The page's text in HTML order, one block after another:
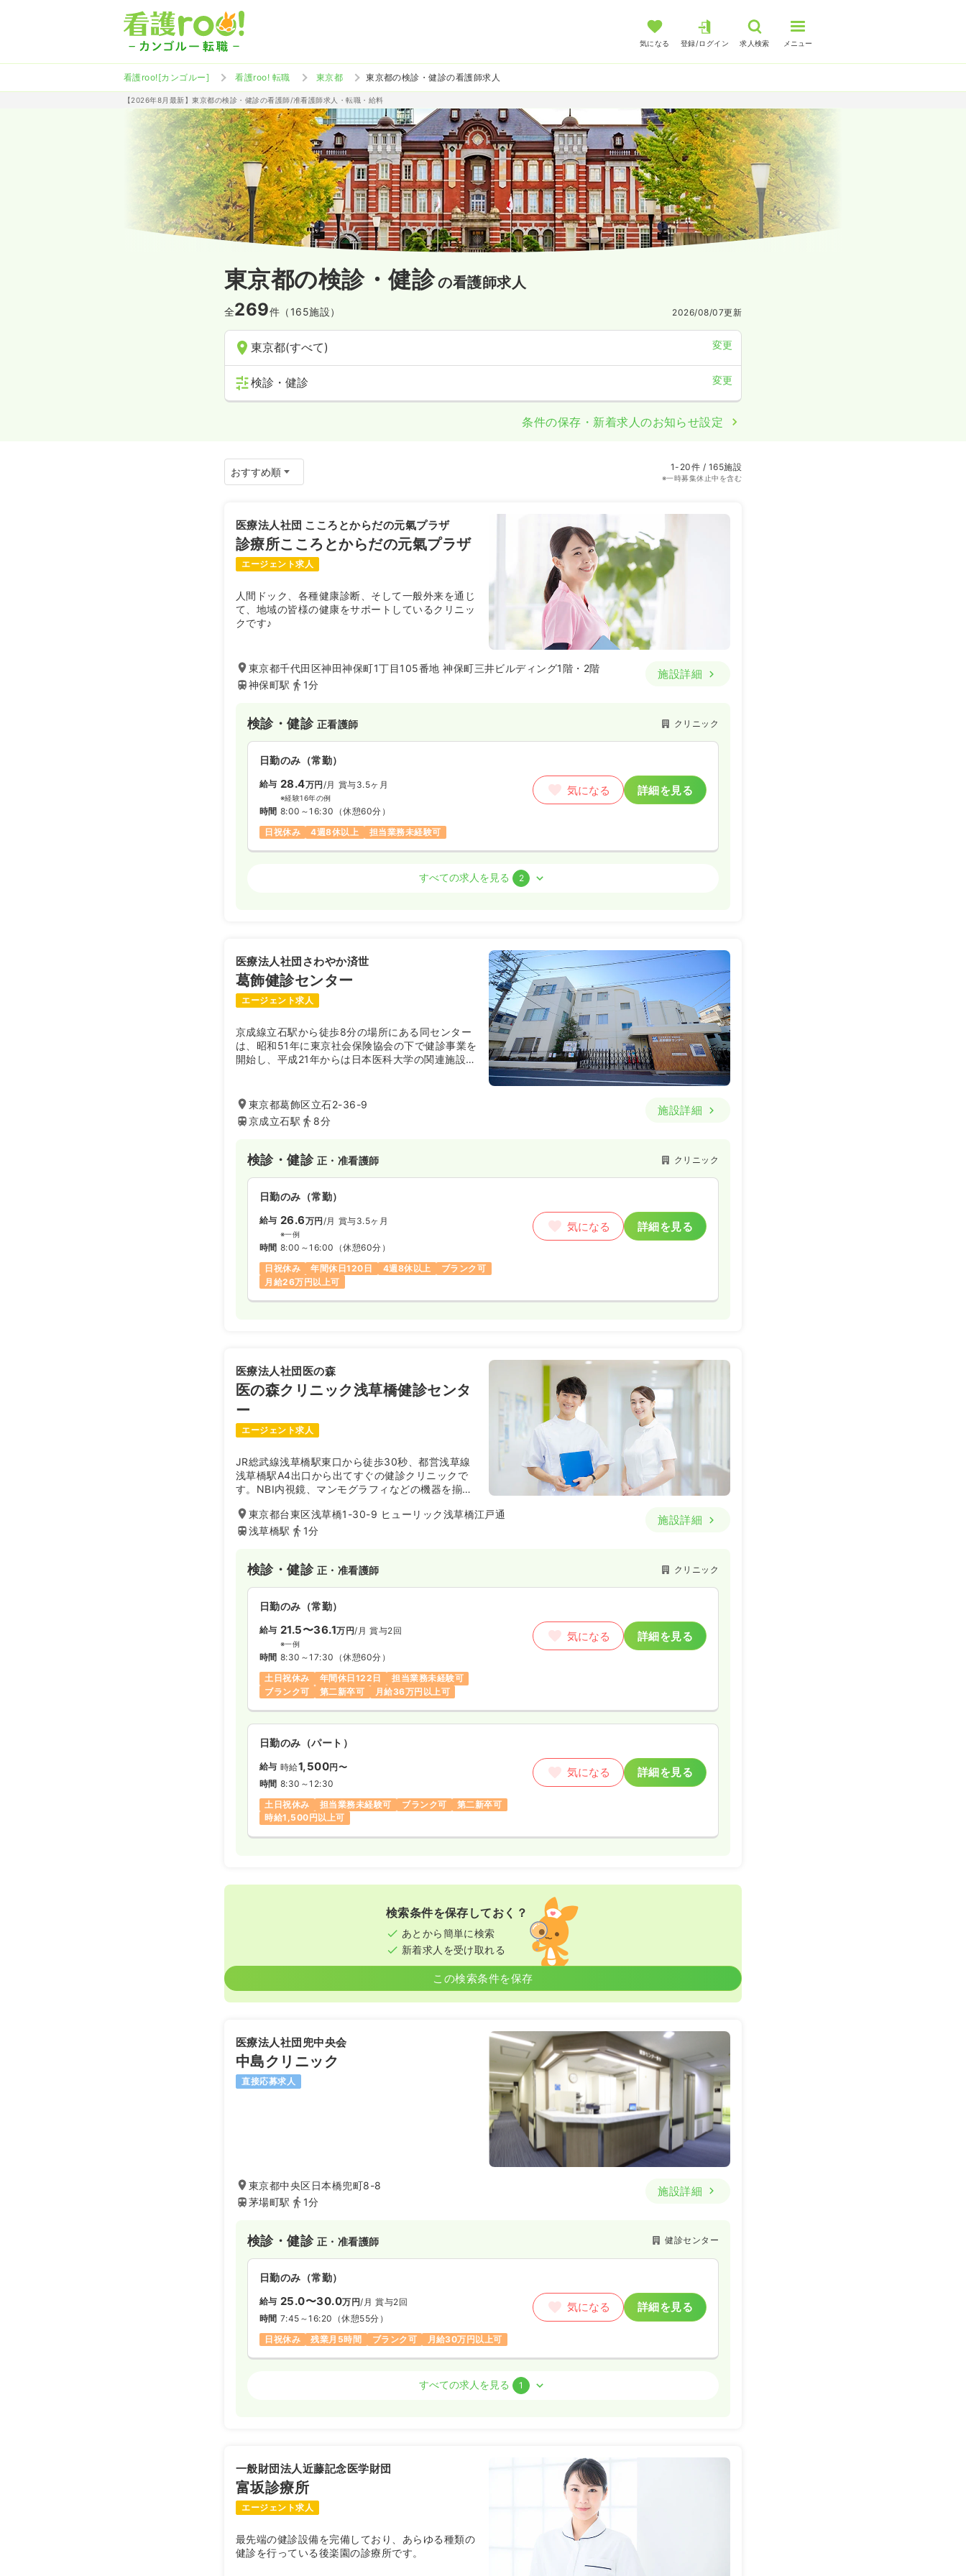
気になる 登録/ログイン 求人検索 メニュー
看護roo![カンゴルー] 看護roo! 転職 東京都 東京都の検診・健診の看護師求人
【2026年8月最新】東京都の検診・健診の看護師/准看護師求人・転職・給料
東京都の検診・健診の看護師求人
全269件（165施設） 2026/08/07更新
東京都(すべて) 変更
検診・健診 変更
条件の保存・新着求人のお知らせ設定
1-20件 / 165施設
※一時募集休止中を含む
医療法人社団 こころとからだの元氣プラザ
診療所こころとからだの元氣プラザ
エージェント求人
人間ドック、各種健康診断、そして一般外来を通じ
て、地域の皆様の健康をサポートしているクリニッ
クです♪
東京都千代田区神田神保町1丁目105番地 神保町三井ビルディング1階・2階
神保町駅
1分
施設詳細
検診・健診 正看護師 クリニック
日勤のみ（常勤）
給与 28.4万円/月 賞与3.5ヶ月
※経験16年の例
時間 8:00～16:30 （休憩60分）
日祝休み
4週8休以上 担当業務未経験可
気になる 詳細を見る
時間 8:00～16:30（休憩60分）
8:15～16:45（休憩60分）
日祝休み
4週8休以上
検診・健診保健師 クリニック
一時募集休止
※一例
時間 8:30～17:00
すべての求人を見る 2
医療法人社団さわやか済世
葛飾健診センター
エージェント求人
京成線立石駅から徒歩8分の場所にある同センター
は、昭和51年に東京社会保険協会の下で健診事業を
開始し、平成21年からは日本医科大学の関連施設と
メインに健診を行っています。利用者は年間で10万
人を超え、1日に訪れる患者数は約200名と、地域
から最も信頼される健診センターです。
東京都葛飾区立石2-36-9
京成立石駅
8分
施設詳細
検診・健診 正・准看護師 クリニック
日勤のみ（常勤）
給与 26.6万円/月 賞与3.5ヶ月
※一例
時間 8:00～16:00 （休憩60分）
日祝休み
年間休日120日 4週8休以上
ブランク可
月給26万円以上可
気になる 詳細を見る
医療法人社団医の森
医の森クリニック浅草橋健診センタ
ー
エージェント求人
JR総武線浅草橋駅東口から徒歩30秒、都営浅草線
浅草橋駅A4出口から出てすぐの健診クリニックで
す。NBI内視鏡、マンモグラフィなどの機器を揃え
東京都台東区浅草橋1-30-9 ヒューリック浅草橋江戸通
浅草橋駅
1分
施設詳細
検診・健診 正・准看護師 クリニック
日勤のみ（常勤）
給与 21.5〜36.1万円/月 賞与2回
※一例
時間 8:30～17:30 （休憩60分）
土日祝休み
年間休日122日
担当業務未経験可
ブランク可
第二新卒可 月給36万円以上可
気になる 詳細を見る
日勤のみ（パート）
給与 時給1,500円〜
時間 8:30～12:30
土日祝休み
担当業務未経験可 ブランク可
第二新卒可
時給1,500円以上可
気になる 詳細を見る
検索条件を保存しておく？
あとから簡単に検索
新着求人を受け取れる
この検索条件を保存
医療法人社団兜中央会
中島クリニック
直接応募求人
東京都中央区日本橋兜町8-8
茅場町駅
1分
施設詳細
検診・健診 正・准看護師 健診センター
日勤のみ（常勤）
給与 25.0〜30.0万円/月 賞与2回
時間 7:45～16:20 （休憩55分）
日祝休み
残業月5時間 ブランク可 月給30万円以上可
気になる 詳細を見る
日祝休み
すべての求人を見る 1
一般財団法人近藤記念医学財団
富坂診療所
エージェント求人
最先端の健診設備を完備しており、あらゆる種類の
健診を行っている後楽園の診療所です。